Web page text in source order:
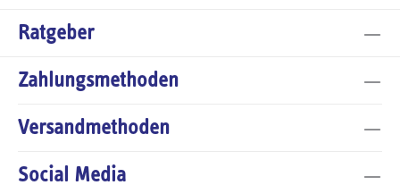
Ratgeber
Zahlungsmethoden
Versandmethoden
Social Media